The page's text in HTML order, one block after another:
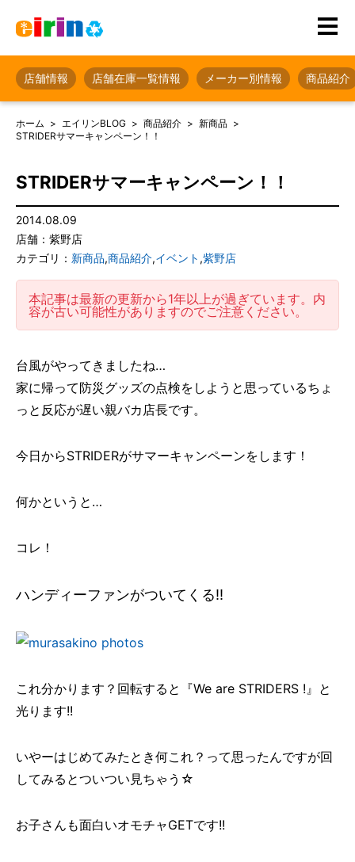
店舗情報 店舗在庫一覧情報 メーカー別情報 商品紹介
ホーム エイリンBLOG 商品紹介
新商品
STRIDERサマーキャンペーン！！
STRIDERサマーキャンペーン！！
2014.08.09
店舗：紫野店
カテゴリ： 新商品,商品紹介,イベント ,紫野店
本記事は最新の更新から1年以上が過ぎています。内
容が古い可能性がありますのでご注意ください。
台風がやってきましたね…
家に帰って防災グッズの点検をしようと思っているちょ
っと反応が遅い親バカ店長です。
今日からSTRIDERがサマーキャンペーンをします！
何かというと…
コレ！
ハンディーファンがついてくる!!
これ分かります？回転すると『We are STRIDERS !』と
光ります!!
いやーはじめてみたとき何これ？って思ったんですが回
してみるとついつい見ちゃう☆
お子さんも面白いオモチャGETです!!